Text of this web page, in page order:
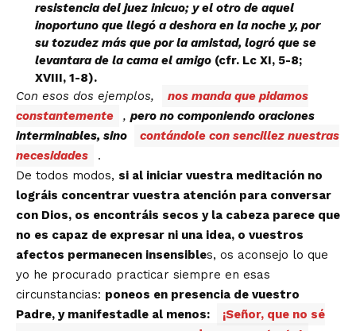
resistencia del juez inicuo; y el otro de aquel
inoportuno que llegó a deshora en la noche y, por
su tozudez más que por la amistad, logró que se
levantara de la cama el amigo (cfr. Lc XI, 5-8;
XVIII, 1-8).
Con esos dos ejemplos,
nos manda que pidamos
constantemente
, pero no componiendo oraciones
interminables, sino
contándole con sencillez nuestras
necesidades
.
De todos modos, si al iniciar vuestra meditación no
lográis concentrar vuestra atención para conversar
con Dios, os encontráis secos y la cabeza parece que
no es capaz de expresar ni una idea, o vuestros
afectos permanecen insensibles, os aconsejo lo que
yo he procurado practicar siempre en esas
circunstancias: poneos en presencia de vuestro
Padre, y manifestadle al menos:
¡Señor, que no sé